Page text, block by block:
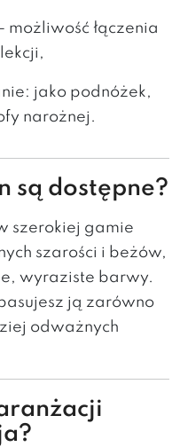
możliwość łączenia
jako podnóżek,
narożnej.
są dostępne?
szerokiej gamie
szarości i beżów,
wyraziste barwy.
ją zarówno
odważnych